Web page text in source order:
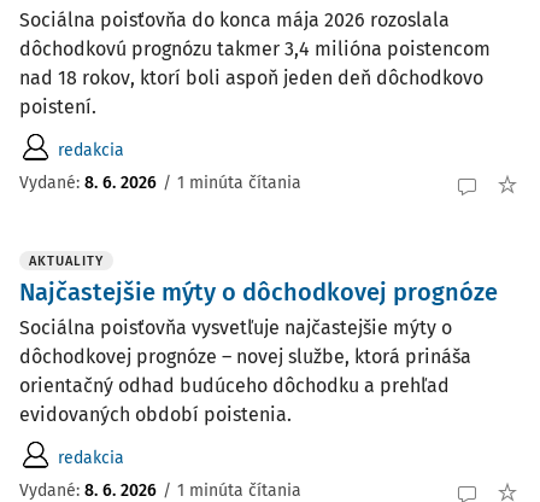
Sociálna poisťovňa do konca mája 2026 rozoslala
dôchodkovú prognózu takmer 3,4 milióna poistencom
nad 18 rokov, ktorí boli aspoň jeden deň dôchodkovo
poistení.
redakcia
Vydané: 8. 6. 2026 / 1 minúta čítania
AKTUALITY
Najčastejšie mýty o dôchodkovej prognóze
Sociálna poisťovňa vysvetľuje najčastejšie mýty o
dôchodkovej prognóze – novej službe, ktorá prináša
orientačný odhad budúceho dôchodku a prehľad
evidovaných období poistenia.
redakcia
Vydané: 8. 6. 2026 / 1 minúta čítania